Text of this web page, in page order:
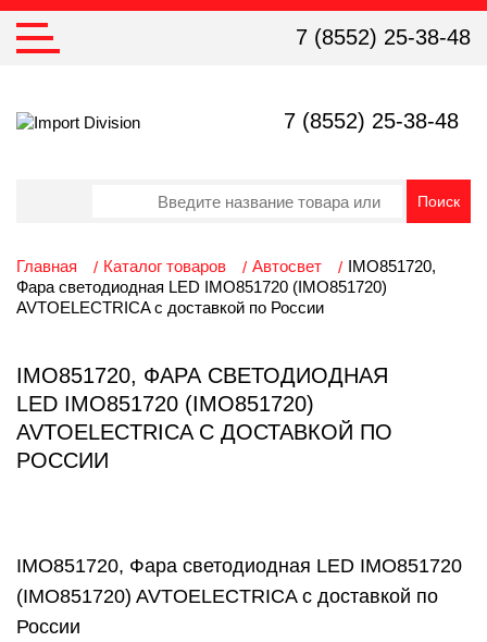
7 (8552) 25-38-48
7 (8552) 25-38-48
Главная Каталог товаров Автосвет
IMO851720,
Фара светодиодная LED IMO851720 (IMO851720)
AVTOELECTRICA с доставкой по России
IMO851720, ФАРА СВЕТОДИОДНАЯ
LED IMO851720 (IMO851720)
AVTOELECTRICA С ДОСТАВКОЙ ПО
РОССИИ
IMO851720, Фара светодиодная LED IMO851720
(IMO851720) AVTOELECTRICA с доставкой по
России